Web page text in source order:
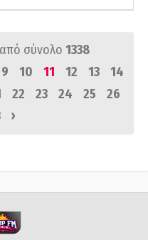
από σύνολο 1338
9 10 11 12 13
14
22 23 24 25
26
›